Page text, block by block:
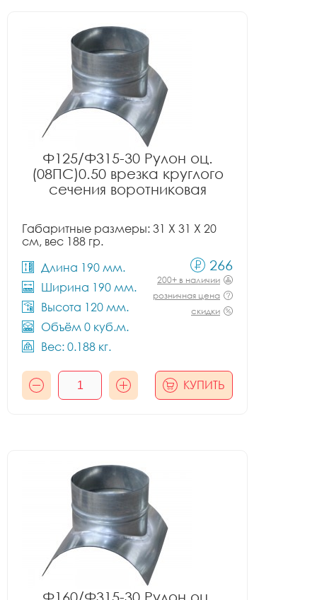
Ф125/Ф315-30 Рулон оц.
(08ПС)0.50 врезка круглого
сечения воротниковая
Габаритные размеры: 31 X 31 X 20
см, вес 188 гр.
Длина 190 мм.
Ширина 190 мм.
Высота 120 мм.
Объём 0 куб.м.
Вес: 0.188 кг.
266
200+ в наличии
розничная цена
скидки
КУПИТЬ
Ф160/Ф315-30 Рулон оц.